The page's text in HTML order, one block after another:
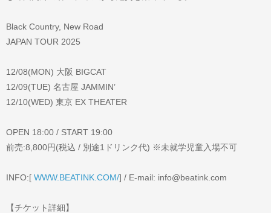
Black Country, New Road
JAPAN TOUR 2025
12/08(MON) 大阪 BIGCAT
12/09(TUE) 名古屋 JAMMIN’
12/10(WED) 東京 EX THEATER
OPEN 18:00 / START 19:00
前売:8,800円(税込 / 別途1ドリンク代) ※未就学児童入場不可
INFO:[ WWW.BEATINK.COM/] / E-mail: info@beatink.com
【チケット詳細】